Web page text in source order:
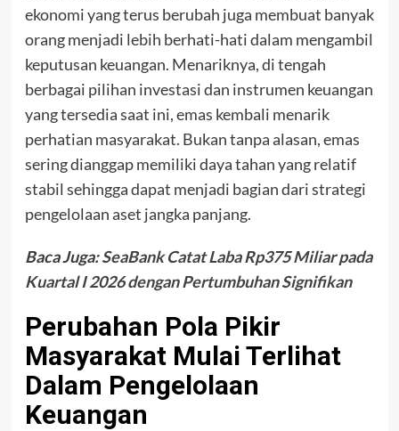
ekonomi yang terus berubah juga membuat banyak
orang menjadi lebih berhati-hati dalam mengambil
keputusan keuangan. Menariknya, di tengah
berbagai pilihan investasi dan instrumen keuangan
yang tersedia saat ini, emas kembali menarik
perhatian masyarakat. Bukan tanpa alasan, emas
sering dianggap memiliki daya tahan yang relatif
stabil sehingga dapat menjadi bagian dari strategi
pengelolaan aset jangka panjang.
Baca Juga:SeaBank Catat Laba Rp375 Miliar pada
Kuartal I 2026 dengan Pertumbuhan Signifikan
Perubahan Pola Pikir
Masyarakat Mulai Terlihat
Dalam Pengelolaan
Keuangan